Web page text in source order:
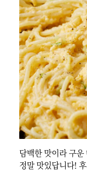
담백한 맛이라 구
정말 맛있답니다!